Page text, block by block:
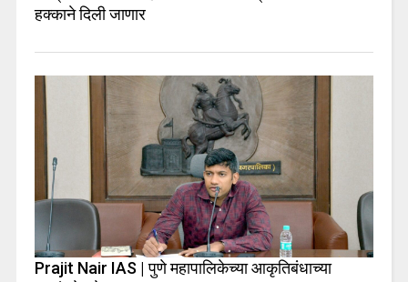
हक्काने दिली जाणार
Prajit Nair IAS | पुणे महापालिकेच्या आकृतिबंधाच्या